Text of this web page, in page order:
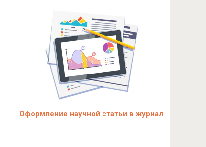
Оформление научной статьи в журнал